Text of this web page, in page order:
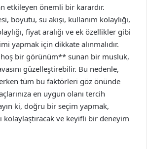
etkileyen önemli bir karardır.
boyutu, su akışı, kullanım kolaylığı,
fiyat aralığı ve ek özellikler gibi
yapmak için dikkate alınmalıdır.
hoş bir görünüm** sunan bir musluk,
güzelleştirebilir. Bu nedenle,
tüm bu faktörleri göz önünde
en uygun olanı tercih
ki, doğru bir seçim yapmak,
kolaylaştıracak ve keyifli bir deneyim